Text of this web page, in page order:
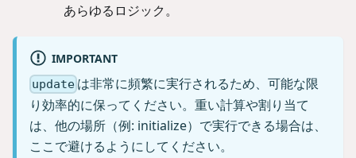
あらゆるロジック。
IMPORTANT
update は非常に頻繁に実行されるため、可能な限
り効率的に保ってください。重い計算や割り当て
は、他の場所（例: initialize）で実行できる場合は、
ここで避けるようにしてください。